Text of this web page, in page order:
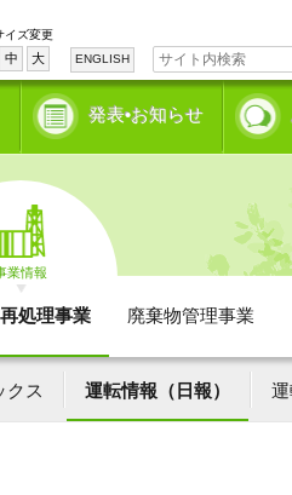
イズ変更
中 大 ENGLISH
発表•お知らせ
業情報
再処理事業 廃棄物管理事業
クス 運転情報（日報）